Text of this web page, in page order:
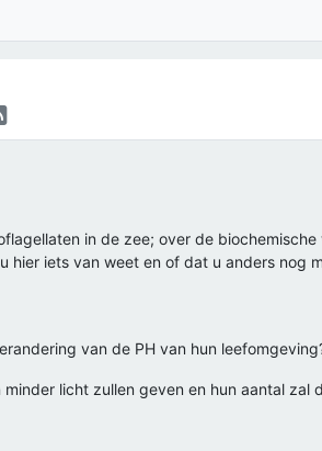
in de zee; over de
iets van weet en of dat u anders nog
van de PH van hun
licht zullen geven en hun aantal zal